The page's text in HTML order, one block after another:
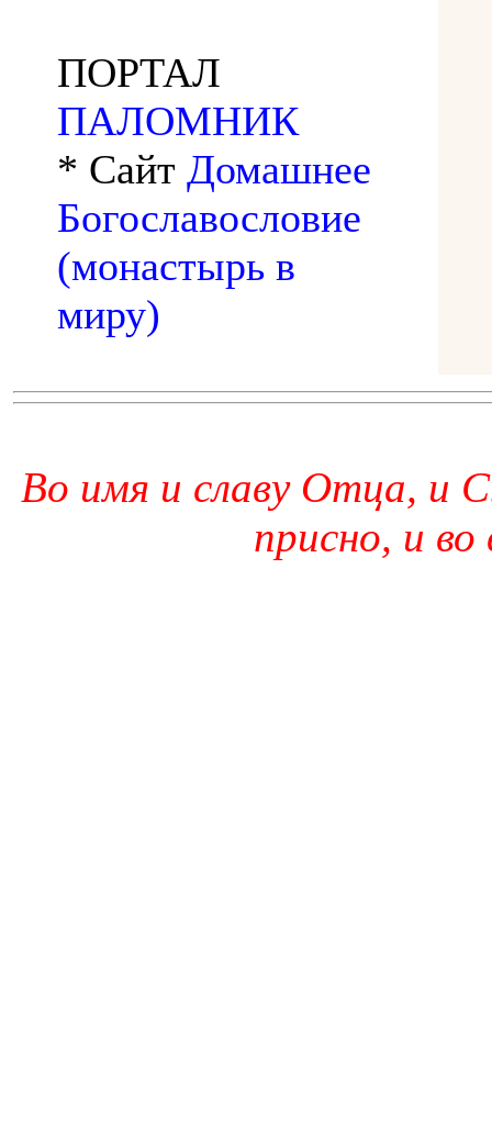
ПОРТАЛ
ПАЛОМНИК
* Сайт Домашнее
Богославословие
(монастырь в
миру)
Во имя и славу Отца, и
присно, и во